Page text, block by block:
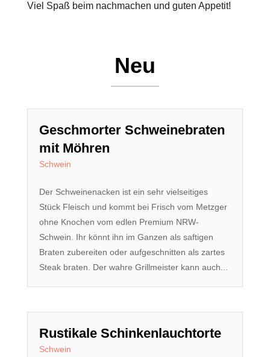
Viel Spaß beim nachmachen und guten Appetit!
Neu
Geschmorter Schweinebraten
mit Möhren
Schwein
Der Schweinenacken ist ein sehr vielseitiges
Stück Fleisch und kommt bei Frisch vom Metzger
ohne Knochen vom edlen Premium NRW-
Schwein. Ihr könnt ihn im Ganzen als saftigen
Braten zubereiten oder aufgeschnitten als zartes
Steak braten. Der wahre Grillmeister kann auch...
Rustikale Schinkenlauchtorte
Schwein